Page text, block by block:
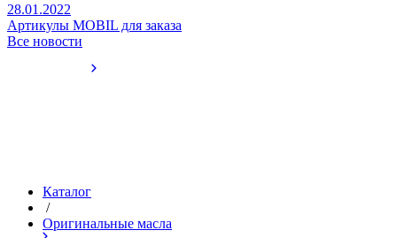
28.01.2022
Артикулы MOBIL для заказа
Все новости
Каталог
/
Оригинальные масла